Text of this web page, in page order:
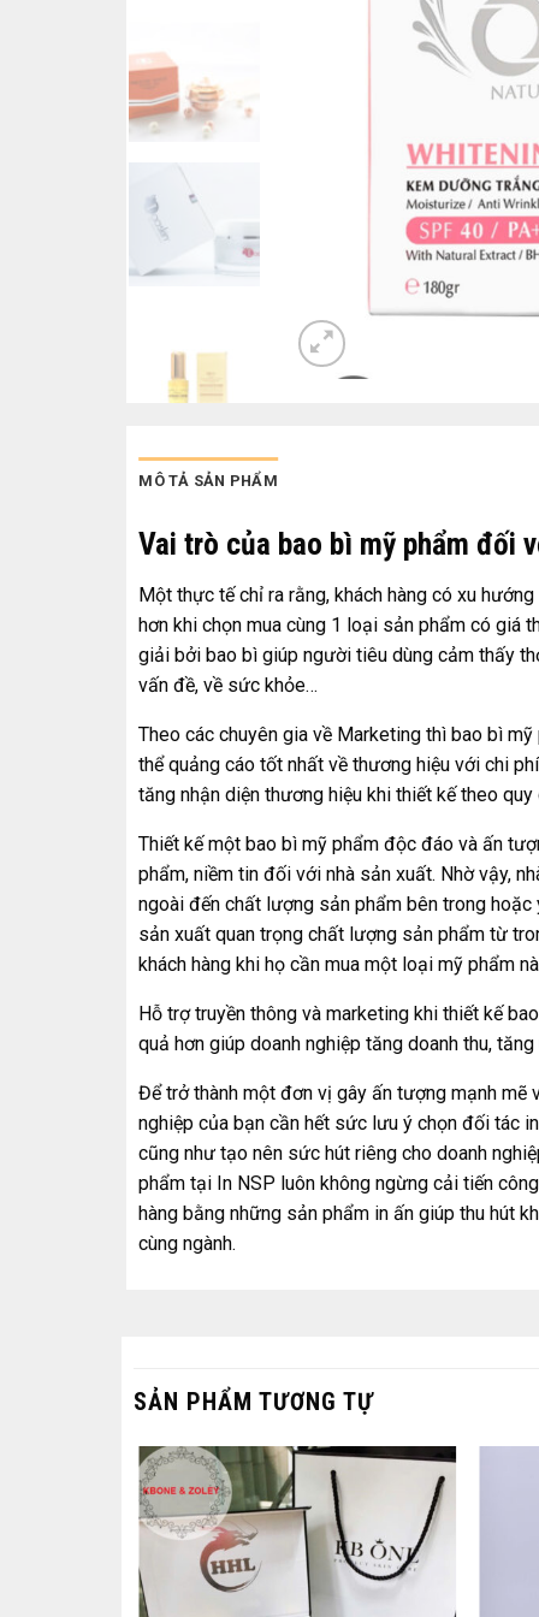
MÔ TẢ SẢN PHẨM
Vai trò của bao bì mỹ phẩm đối
Một thực tế chỉ ra rằng, khách hàng có xu
hơn khi chọn mua cùng 1 loại sản phẩm có giá
giải bởi bao bì giúp người tiêu dùng cảm thấy
vấn đề, về sức khỏe…
Theo các chuyên gia về Marketing thì bao bì
thể quảng cáo tốt nhất về thương hiệu với chi
tăng nhận diện thương hiệu khi thiết kế theo quy
Thiết kế một bao bì mỹ phẩm độc đáo và ấn
phẩm, niềm tin đối với nhà sản xuất. Nhờ vậy,
ngoài đến chất lượng sản phẩm bên trong
sản xuất quan trọng chất lượng sản phẩm từ
khách hàng khi họ cần mua một loại mỹ phẩm
Hỗ trợ truyền thông và marketing khi thiết kế
quả hơn giúp doanh nghiệp tăng doanh thu,
Để trở thành một đơn vị gây ấn tượng mạnh
nghiệp của bạn cần hết sức lưu ý chọn đối tác
cũng như tạo nên sức hút riêng cho doanh
phẩm tại In NSP luôn không ngừng cải tiến
hàng bằng những sản phẩm in ấn giúp thu hút
cùng ngành.
SẢN PHẨM TƯƠNG TỰ